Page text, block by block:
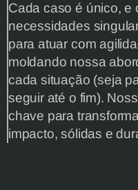
Cada caso é único, e
necessidades
para atuar com
moldando nossa
cada situação (seja
seguir até o fim).
chave para
impacto, sólidas e